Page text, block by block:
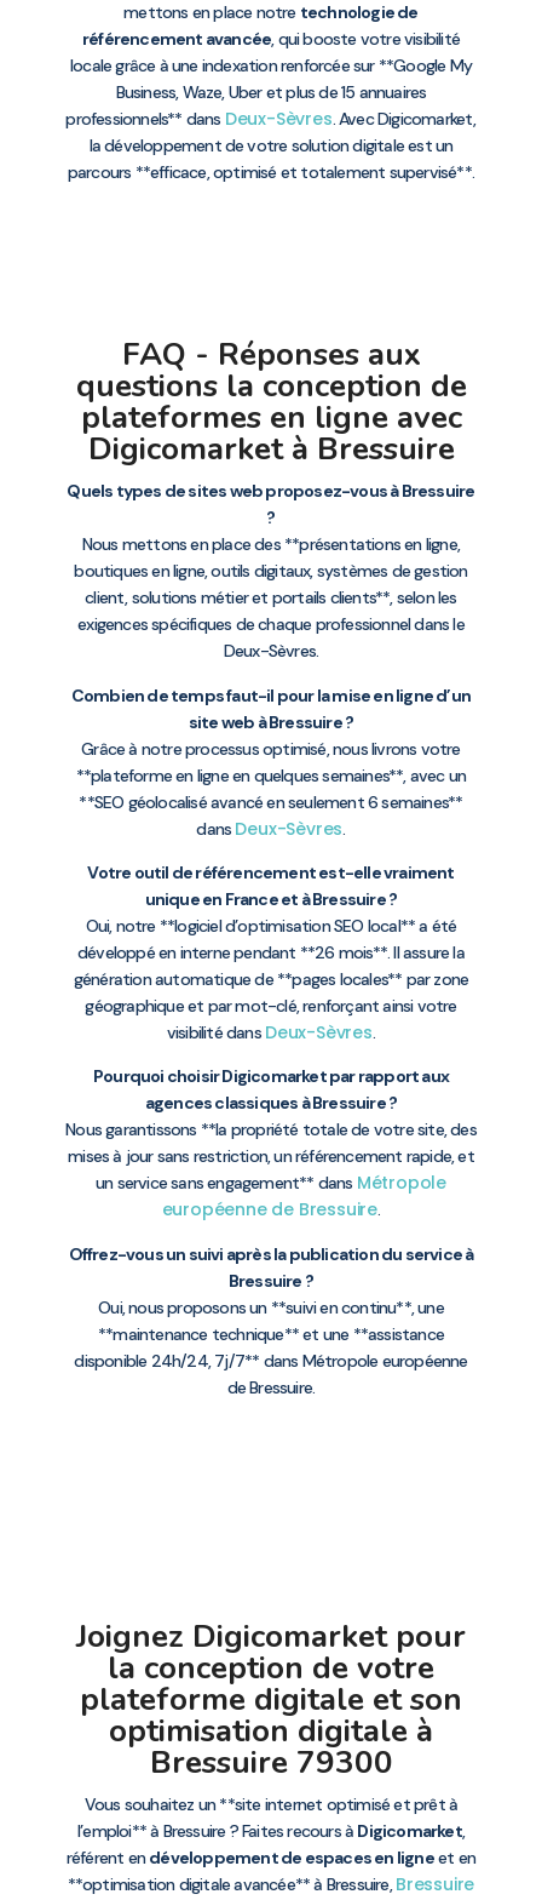
mettons en place notre technologie de
référencement avancée, qui booste votre visibilité
locale grâce à une indexation renforcée sur **Google My
Business, Waze, Uber et plus de 15 annuaires
professionnels** dans Deux-Sèvres. Avec Digicomarket,
la développement de votre solution digitale est un
parcours **efficace, optimisé et totalement supervisé**.
FAQ - Réponses aux
questions la conception de
plateformes en ligne avec
Digicomarket à Bressuire
Quels types de sites web proposez-vous à Bressuire
?
Nous mettons en place des **présentations en ligne,
boutiques en ligne, outils digitaux, systèmes de gestion
client, solutions métier et portails clients**, selon les
exigences spécifiques de chaque professionnel dans le
Deux-Sèvres.
Combien de temps faut-il pour la mise en ligne d’un
site web à Bressuire ?
Grâce à notre processus optimisé, nous livrons votre
**plateforme en ligne en quelques semaines**, avec un
**SEO géolocalisé avancé en seulement 6 semaines**
dans Deux-Sèvres.
Votre outil de référencement est-elle vraiment
unique en France et à Bressuire ?
Oui, notre **logiciel d’optimisation SEO local** a été
développé en interne pendant **26 mois**. Il assure la
génération automatique de **pages locales** par zone
géographique et par mot-clé, renforçant ainsi votre
visibilité dans Deux-Sèvres.
Pourquoi choisir Digicomarket par rapport aux
agences classiques à Bressuire ?
Nous garantissons **la propriété totale de votre site, des
mises à jour sans restriction, un référencement rapide, et
un service sans engagement** dans Métropole
européenne de Bressuire.
Offrez-vous un suivi après la publication du service à
Bressuire ?
Oui, nous proposons un **suivi en continu**, une
**maintenance technique** et une **assistance
disponible 24h/24, 7j/7** dans Métropole européenne
de Bressuire.
Joignez Digicomarket pour
la conception de votre
plateforme digitale et son
optimisation digitale à
Bressuire 79300
Vous souhaitez un **site internet optimisé et prêt à
l’emploi** à Bressuire ? Faites recours à Digicomarket,
référent endéveloppement de espaces en ligneet en
**optimisation digitale avancée** à Bressuire,Bressuire